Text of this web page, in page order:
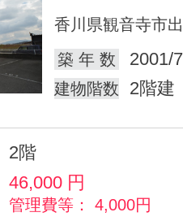
香川県観音寺市
築 年 数
2001/
建物階数 2階建
2階
46,000 円
管理費等： 4,000円